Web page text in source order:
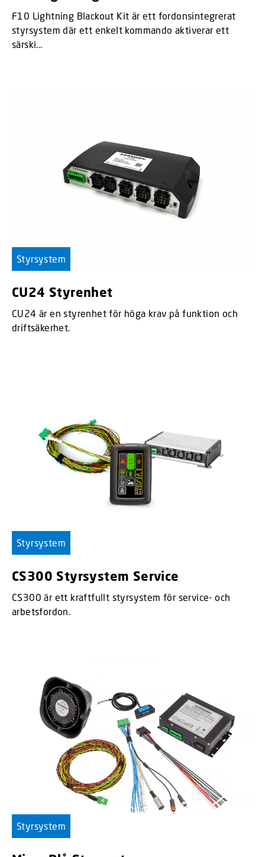
F10 Lightning Blackout Kit är ett fordonsintegrerat
styrsystem där ett enkelt kommando aktiverar ett
särski...
Styrsystem
CU24 Styrenhet
CU24 är en styrenhet för höga krav på funktion och
driftsäkerhet.
Styrsystem
CS300 Styrsystem Service
CS300 är ett kraftfullt styrsystem för service- och
arbetsfordon.
Styrsystem